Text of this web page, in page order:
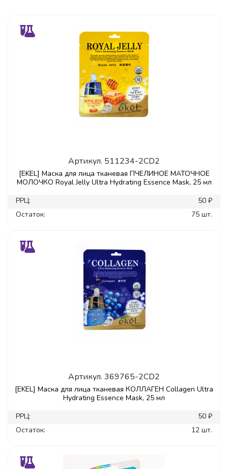
Артикул. 511234-2CD2
[EKEL] Маска для лица тканевая ПЧЕЛИНОЕ МАТОЧНОЕ
МОЛОЧКО Royal Jelly Ultra Hydrating Essence Mask, 25 мл
РРЦ:
50 ₽
Остаток:
75 шт.
Артикул. 369765-2CD2
[EKEL] Маска для лица тканевая КОЛЛАГЕН Collagen Ultra
Hydrating Essence Mask, 25 мл
РРЦ:
50 ₽
Остаток:
12 шт.